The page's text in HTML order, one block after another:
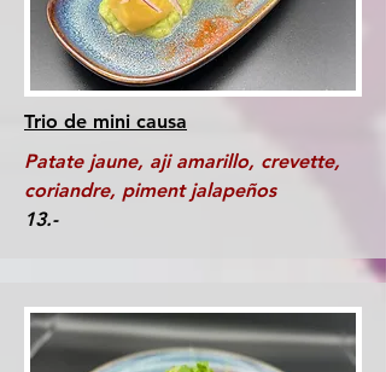
Trio de mini causa
Patate jaune, aji amarillo, crevette,
coriandre, piment jalapeños
13.-